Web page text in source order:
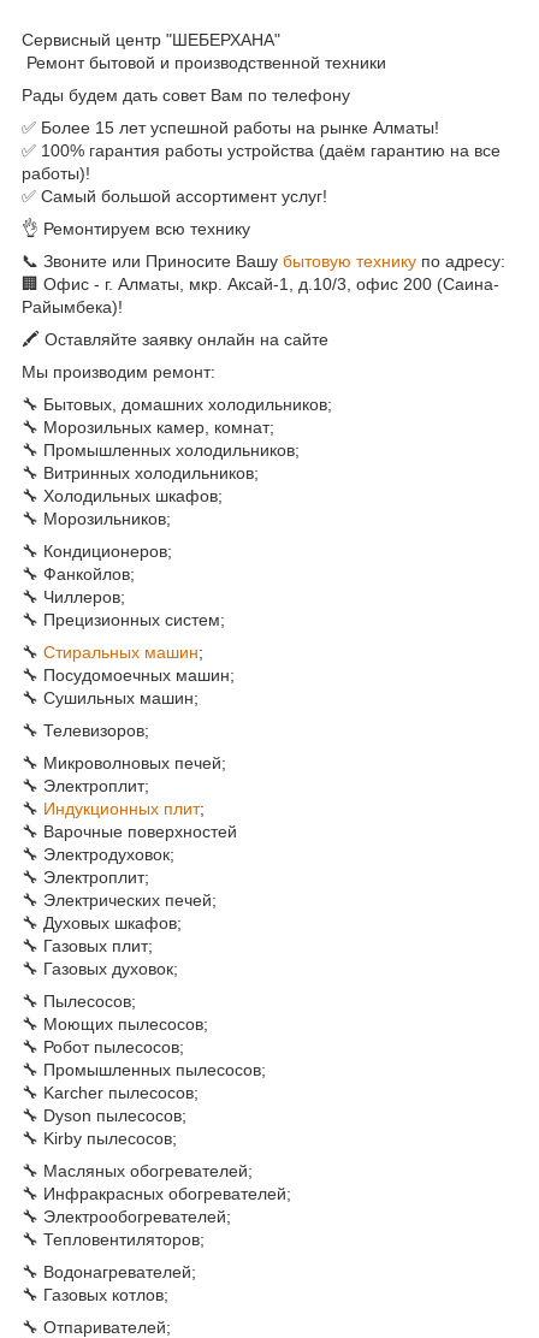
Сервисный центр "ШЕБЕРХАНА"
Ремонт бытовой и производственной техники
Рады будем дать совет Вам по телефону
✅ Более 15 лет успешной работы на рынке Алматы!
✅ 100% гарантия работы устройства (даём гарантию на все
работы)!
✅ Самый большой ассортимент услуг!
👌 Ремонтируем всю технику
📞 Звоните или Приносите Вашу бытовую технику по адресу:
🏢 Офис - г. Алматы, мкр. Аксай-1, д.10/3, офис 200 (Саина-
Райымбека)!
🖍 Оставляйте заявку онлайн на сайте
Мы производим ремонт:
🔧 Бытовых, домашних холодильников;
🔧 Морозильных камер, комнат;
🔧 Промышленных холодильников;
🔧 Витринных холодильников;
🔧 Холодильных шкафов;
🔧 Морозильников;
🔧 Кондиционеров;
🔧 Фанкойлов;
🔧 Чиллеров;
🔧 Прецизионных систем;
🔧 Стиральных машин;
🔧 Посудомоечных машин;
🔧 Сушильных машин;
🔧 Телевизоров;
🔧 Микроволновых печей;
🔧 Электроплит;
🔧 Индукционных плит;
🔧 Варочные поверхностей
🔧 Электродуховок;
🔧 Электроплит;
🔧 Электрических печей;
🔧 Духовых шкафов;
🔧 Газовых плит;
🔧 Газовых духовок;
🔧 Пылесосов;
🔧 Моющих пылесосов;
🔧 Робот пылесосов;
🔧 Промышленных пылесосов;
🔧 Karcher пылесосов;
🔧 Dyson пылесосов;
🔧 Kirby пылесосов;
🔧 Масляных обогревателей;
🔧 Инфракрасных обогревателей;
🔧 Электрообогревателей;
🔧 Тепловентиляторов;
🔧 Водонагревателей;
🔧 Газовых котлов;
🔧 Отпаривателей;